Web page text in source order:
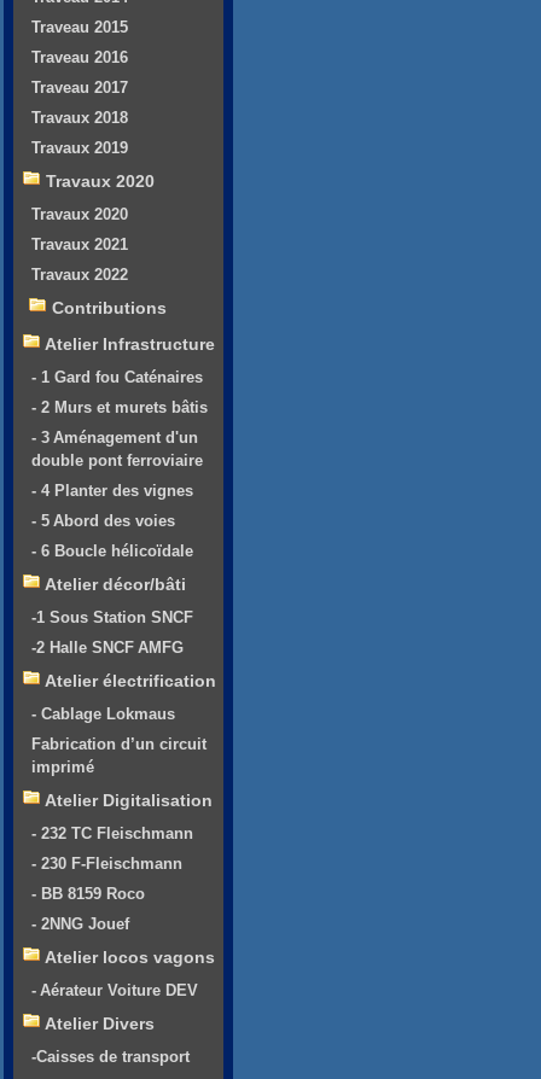
Traveau 2015
Traveau 2016
Traveau 2017
Travaux 2018
Travaux 2019
Travaux 2020
Travaux 2020
Travaux 2021
Travaux 2022
Contributions
Atelier Infrastructure
- 1 Gard fou Caténaires
- 2 Murs et murets bâtis
- 3 Aménagement d'un
double pont ferroviaire
- 4 Planter des vignes
- 5 Abord des voies
- 6 Boucle hélicoïdale
Atelier décor/bâti
-1 Sous Station SNCF
-2 Halle SNCF AMFG
Atelier électrification
- Cablage Lokmaus
Fabrication d’un circuit
imprimé
Atelier Digitalisation
- 232 TC Fleischmann
- 230 F-Fleischmann
- BB 8159 Roco
- 2NNG Jouef
Atelier locos vagons
- Aérateur Voiture DEV
Atelier Divers
-Caisses de transport